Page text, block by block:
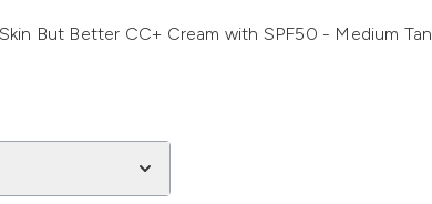
But Better CC+ Cream with SPF50 - Medium Tan